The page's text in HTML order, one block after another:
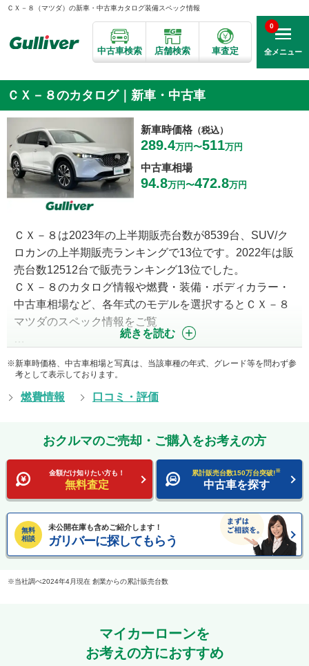
ＣＸ－８（マツダ）の新車・中古車カタログ装備スペック情報
中古車検索 店舗検索 車査定 全メニュー
0
ＣＸ－８のカタログ｜新車・中古車
新車時価格 （税込）
289.4万円〜511万円
中古車相場
94.8万円〜472.8万円
ＣＸ－８は2023年の上半期販売台数が8539台、SUV/ク
ロカンの上半期販売ランキングで13位です。2022年は販
売台数12512台で販売ランキング13位でした。
ＣＸ－８のカタログ情報や燃費・装備・ボディカラー・
中古車相場など、各年式のモデルを選択するとＣＸ－８
マツダのスペック情報をご覧
続きを読む
新車時価格、中古車相場と写真は、当該車種の年式、グレード等を問わず参
考として表示しております。
燃費情報 口コミ・評価
おクルマのご売却・ご購入をお考えの方
金額だけ知りたい方も！
無料査定
累計販売台数150万台突破!※
中古車を探す
無料
相談
未公開在庫も含めご紹介します！
ガリバーに探してもらう
当社調べ2024年4月現在 創業からの累計販売台数
マイカーローンを
お考えの方におすすめ